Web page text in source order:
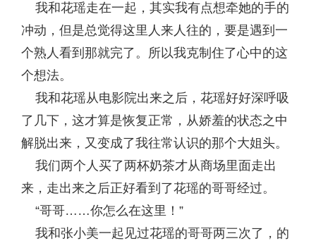
我和花瑶走在一起，其实我有点想牵她的手的
冲动，但是总觉得这里人来人往的，要是遇到一
个熟人看到那就完了。所以我克制住了心中的这
个想法。
我和花瑶从电影院出来之后，花瑶好好深呼吸
了几下，这才算是恢复正常，从娇羞的状态之中
解脱出来，又变成了我往常认识的那个大姐头。
我们两个人买了两杯奶茶才从商场里面走出
来，走出来之后正好看到了花瑶的哥哥经过。
“哥哥……你怎么在这里！”
我和张小美一起见过花瑶的哥哥两三次了，的